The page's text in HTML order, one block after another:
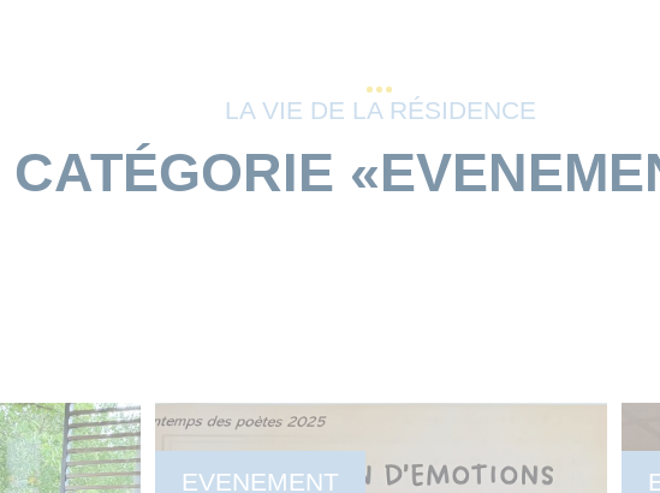
LA VIE DE LA RÉSIDENCE
CATÉGORIE
EVENEMENT